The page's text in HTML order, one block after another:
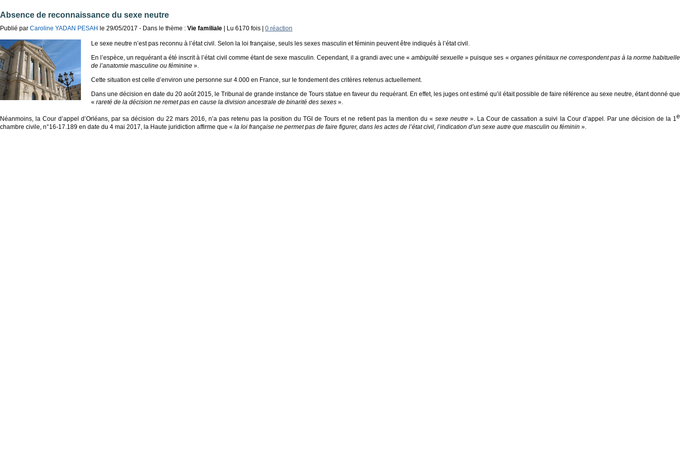
Absence de reconnaissance du sexe neutre
Publié par Caroline YADAN PESAH le 29/05/2017 - Dans le thème : Vie familiale | Lu 6170 fois | 0 réaction
Le sexe neutre n’est pas reconnu à l’état civil. Selon la loi française, seuls les sexes masculin et féminin peuvent être indiqués à l’état civil.
En l’espèce, un requérant a été inscrit à l’état civil comme étant de sexe masculin. Cependant, il a grandi avec une «ambiguïté sexuelle» puisque ses « organes génitaux ne correspondent pas à la norme habituelle
de l’anatomie masculine ou féminine ».
Cette situation est celle d’environ une personne sur 4.000 en France, sur le fondement des critères retenus actuellement.
Dans une décision en date du 20 août 2015, le Tribunal de grande instance de Tours statue en faveur du requérant. En effet, les juges ont estimé qu’il était possible de faire référence au sexe neutre, étant donné que
« rareté de la décision ne remet pas en cause la division ancestrale de binarité des sexes ».
Néanmoins, la Cour d’appel d’Orléans, par sa décision du 22 mars 2016, n’a pas retenu pas la position du TGI de Tours et ne retient pas la mention du « sexe neutre». La Cour de cassation a suivi la Cour d’appel. Par une décision de la 1e
chambre civile, n°16-17.189 en date du 4 mai 2017, la Haute juridiction affirme que « la loi française ne permet pas de faire figurer, dans les actes de l’état civil, l’indication d’un sexe autre que masculin ou féminin ».